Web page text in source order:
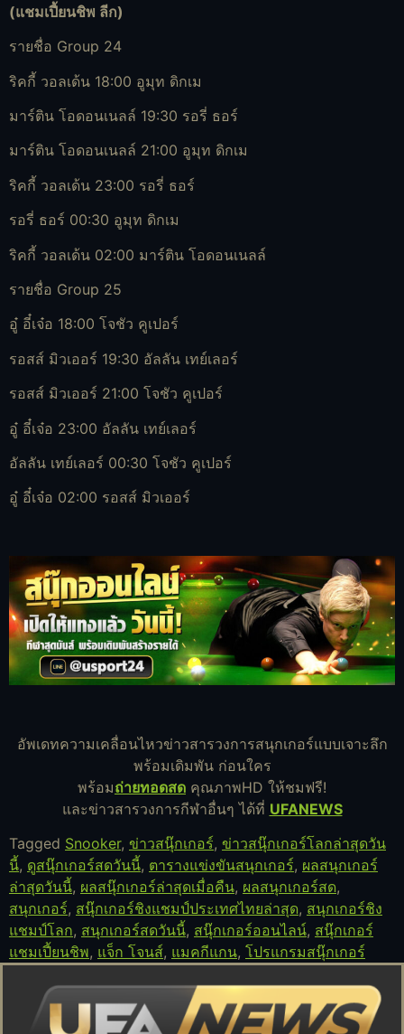
(แชมเปี้ยนชิพ ลีก)
รายชื่อ Group 24
ริคกี้ วอลเด้น 18:00 อูมุท ดิกเม
มาร์ติน โอดอนเนลล์ 19:30 รอรี่ ธอร์
มาร์ติน โอดอนเนลล์ 21:00 อูมุท ดิกเม
ริคกี้ วอลเด้น 23:00 รอรี่ ธอร์
รอรี่ ธอร์ 00:30 อูมุท ดิกเม
ริคกี้ วอลเด้น 02:00 มาร์ติน โอดอนเนลล์
รายชื่อ Group 25
อู๋ อี๋เจ๋อ 18:00 โจชัว คูเปอร์
รอสส์ มิวเออร์ 19:30 อัลลัน เทย์เลอร์
รอสส์ มิวเออร์ 21:00 โจชัว คูเปอร์
อู๋ อี๋เจ๋อ 23:00 อัลลัน เทย์เลอร์
อัลลัน เทย์เลอร์ 00:30 โจชัว คูเปอร์
อู๋ อี๋เจ๋อ 02:00 รอสส์ มิวเออร์
อัพเดทความเคลื่อนไหวข่าวสารวงการสนุกเกอร์แบบเจาะลึก
พร้อมเดิมพัน ก่อนใคร
พร้อมถ่ายทอดสด คุณภาพHD ให้ชมฟรี!
และข่าวสารวงการกีฬาอื่นๆ ได้ที่ UFANEWS
Tagged Snooker, ข่าวสนุ๊กเกอร์, ข่าวสนุ๊กเกอร์โลกล่าสุดวัน
นี้, ดูสนุ๊กเกอร์สดวันนี้, ตารางแข่งขันสนุกเกอร์, ผลสนุกเกอร์
ล่าสุดวันนี้, ผลสนุ๊กเกอร์ล่าสุดเมื่อคืน, ผลสนุกเกอร์สด,
สนุกเกอร์, สนุ๊กเกอร์ชิงแชมป์ประเทศไทยล่าสุด, สนุกเกอร์ชิง
แชมป์โลก, สนุกเกอร์สดวันนี้, สนุ๊กเกอร์ออนไลน์, สนุ๊กเกอร์
แชมเปี้ยนชิพ, แจ็ก โจนส์, แมคกีแกน, โปรแกรมสนุ๊กเกอร์